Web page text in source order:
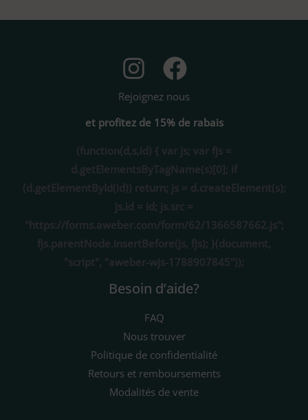
Rejoignez nous
et profitez de 15% de rabais
(function(d,s,id) { var js; var fjs =
d.getElementsByTagName(s)[0]; if
(d.getElementById(id)) return; js = d.createElement(s);
js.id = id; js.src =
"https://forms.aweber.com/form/62/1366587662.js";
fjs.parentNode.insertBefore(js, fjs); }(document,
"script", "aweber-wjs-1788907845"));
Besoin d’aide?
FAQ
Nous trouver
Politique de confidentialité
Retours et remboursements
Modalités de vente